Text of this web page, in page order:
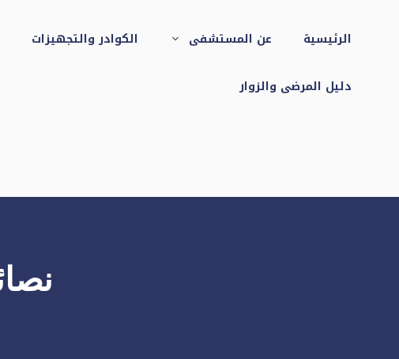
الرئيسية عن المستشفى الكوادر والتجهيزات
دليل المرضى والزوار